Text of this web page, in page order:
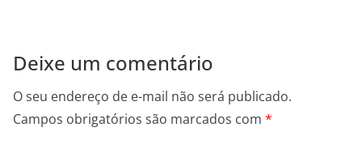
Deixe um comentário
O seu endereço de e-mail não será publicado.
Campos obrigatórios são marcados com *